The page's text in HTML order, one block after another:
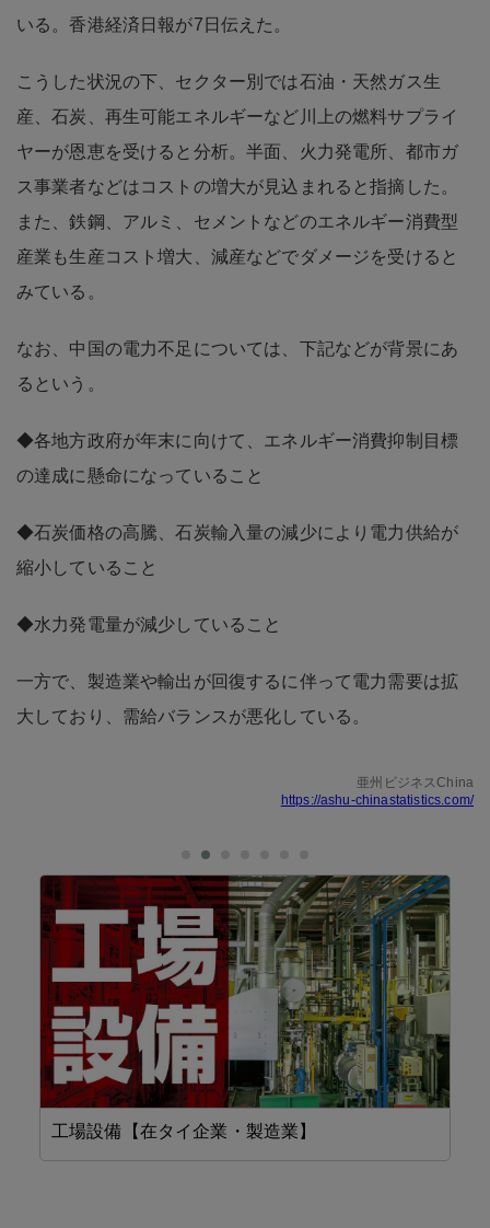
いる。香港経済日報が7日伝えた。
こうした状況の下、セクター別では石油・天然ガス生
産、石炭、再生可能エネルギーなど川上の燃料サプライ
ヤーが恩恵を受けると分析。半面、火力発電所、都市ガ
ス事業者などはコストの増大が見込まれると指摘した。
また、鉄鋼、アルミ、セメントなどのエネルギー消費型
産業も生産コスト増大、減産などでダメージを受けると
みている。
なお、中国の電力不足については、下記などが背景にあ
るという。
◆各地方政府が年末に向けて、エネルギー消費抑制目標
の達成に懸命になっていること
◆石炭価格の高騰、石炭輸入量の減少により電力供給が
縮小していること
◆水力発電量が減少していること
一方で、製造業や輸出が回復するに伴って電力需要は拡
大しており、需給バランスが悪化している。
亜州ビジネスChina
https://ashu-chinastatistics.com/
工場設備【在タイ企業・製造業】